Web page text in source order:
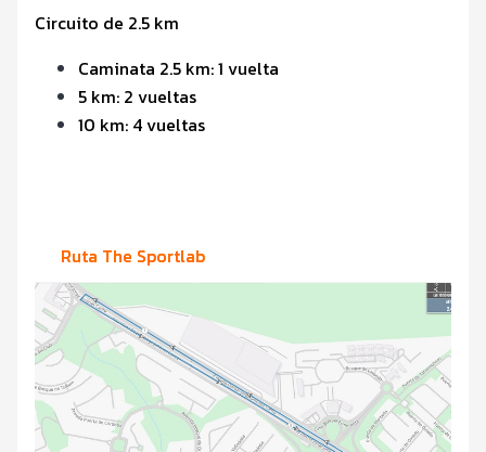
Circuito de 2.5 km
Caminata 2.5 km: 1 vuelta
5 km: 2 vueltas
10 km: 4 vueltas
Ruta The Sportlab